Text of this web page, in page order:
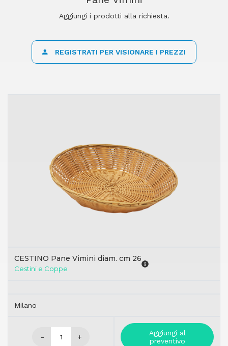
Aggiungi i prodotti alla richiesta.
REGISTRATI PER VISIONARE I PREZZI
CESTINO Pane Vimini diam. cm 26
Cestini e Coppe
Milano
- +
Aggiungi al
preventivo